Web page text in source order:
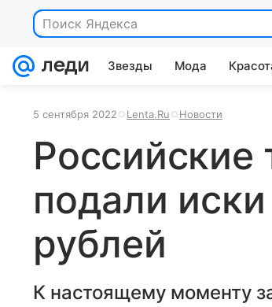
Поиск Яндекса
Звезды Мода
5 сентября 2022 Lenta.Ru Новости
Российские
подали
рублей
К настоящему моменту